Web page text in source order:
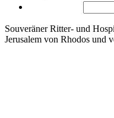
Souveräner Ritter- und
Jerusalem von Rhodos und